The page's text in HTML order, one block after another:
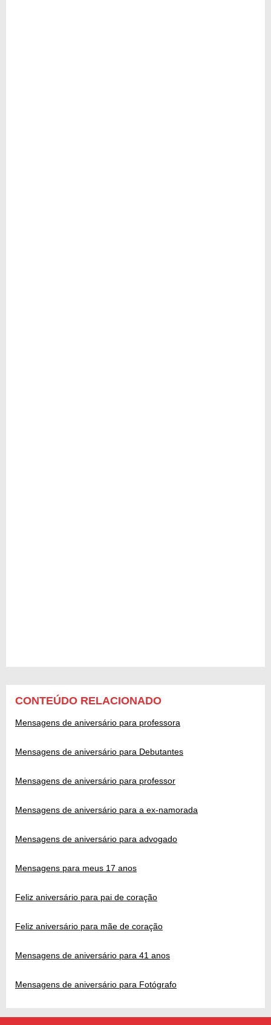
CONTEÚDO RELACIONADO
Mensagens de aniversário para professora
Mensagens de aniversário para Debutantes
Mensagens de aniversário para professor
Mensagens de aniversário para a ex-namorada
Mensagens de aniversário para advogado
Mensagens para meus 17 anos
Feliz aniversário para pai de coração
Feliz aniversário para mãe de coração
Mensagens de aniversário para 41 anos
Mensagens de aniversário para Fotógrafo